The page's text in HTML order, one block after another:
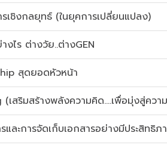
รเชิงกลยุทธ์ (ในยุคการเปลี่ยนแปลง)
ไร ต่างวัย..ต่างGEN
สุดยอดหัวหน้า
สริมสร้างพลังความคิด….เพื่อมุ่งสู่ความ
และการจัดเก็บเอกสารอย่างมีประสิทธิภ